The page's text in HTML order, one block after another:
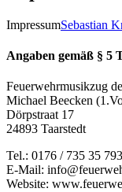
ImpressumSebastian
Angaben gemäß § 5
Feuerwehrmusikzug
Michael Beecken
Dörpstraat 17
24893 Taarstedt
Tel.: 0176 / 735 35 793
E-Mail:
Website: